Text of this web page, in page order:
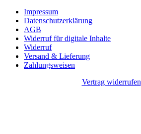
Impressum
Datenschutzerklärung
AGB
Widerruf für digitale Inhalte
Widerruf
Versand & Lieferung
Zahlungsweisen
Vertrag widerrufen